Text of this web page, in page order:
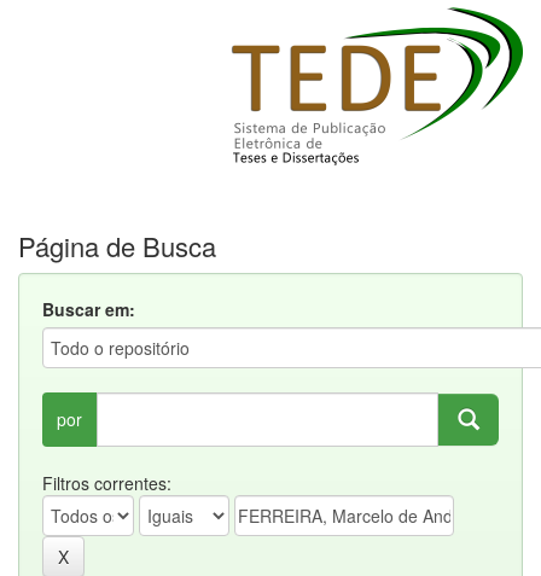
Página de Busca
Buscar em:
por
Filtros correntes: